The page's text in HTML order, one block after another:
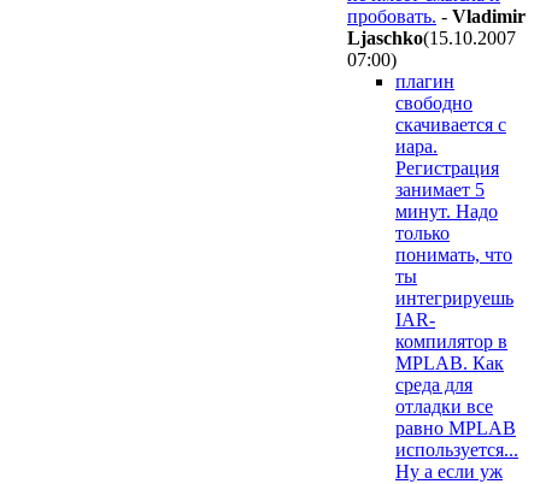
пробовать. - Vladimir
Ljaschko(15.10.2007
07:00)
плагин
свободно
скачивается с
иара.
Регистрация
занимает 5
минут. Надо
только
понимать, что
ты
интегрируешь
IAR-
компилятор в
MPLAB. Как
среда для
отладки все
равно MPLAB
используется...
Ну а если уж